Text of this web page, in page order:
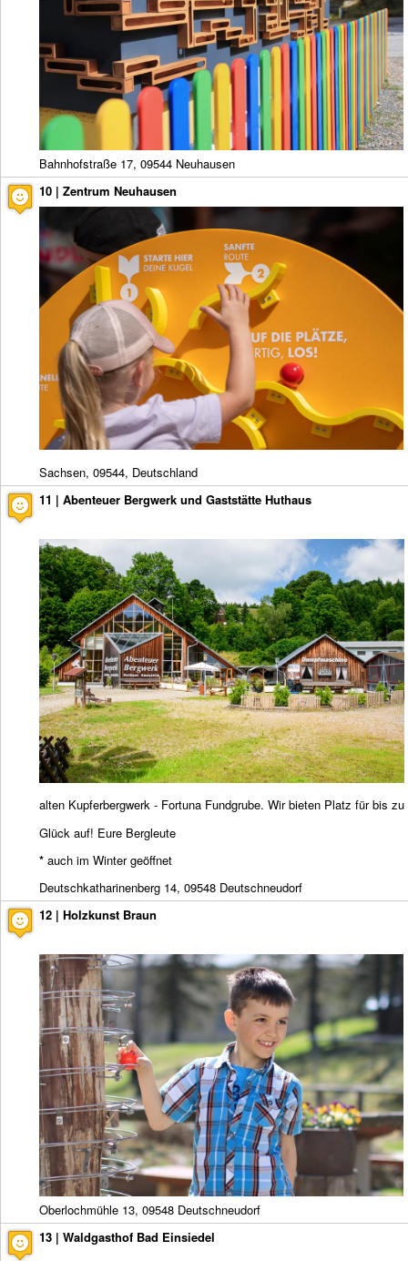
Bahnhofstraße 17, 09544 Neuhausen
10 | Zentrum Neuhausen
Sachsen, 09544, Deutschland
11 | Abenteuer Bergwerk und Gaststätte Huthaus
alten Kupferbergwerk - Fortuna Fundgrube. Wir bieten Platz für bis
Glück auf! Eure Bergleute
* auch im Winter geöffnet
Deutschkatharinenberg 14, 09548 Deutschneudorf
12 | Holzkunst Braun
Oberlochmühle 13, 09548 Deutschneudorf
13 | Waldgasthof Bad Einsiedel